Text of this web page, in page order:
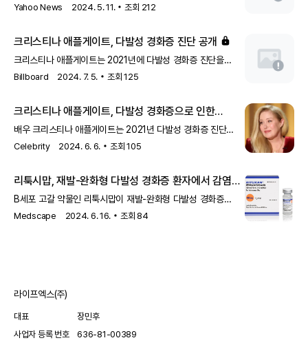
설문에 참여한 다발성 경화증 환자 중 65%가 재발을 경험했는데요. 그
21%가 2주 이내, 2주~1개월 동안 지속된다고 답했어요.
셀마 블레어가 자신의 "사랑하는" 말, 미스터 니블스와 함께
Yahoo News 2024. 5. 11. 조회 212
크리스티나 애플게이트, 다발성 경화증 진단 공개
크리스티나 애플게이트는 2021년에 다발성 경화증 진단을
받았다고 밝혔습니다. 그녀는 그 이후로 자신의 MS 투병 과정을
Billboard 2024. 7. 5. 조회125
크리스티나 애플게이트, 다발성 경화증으로 인한
정신적 고통 고백
배우 크리스티나 애플게이트는 2021년 다발성 경화증 진단
이후 '심각한 우울증'을 겪고 있다고 밝혔습니다. 이 에피소드는
Celebrity 2024. 6. 6. 조회105
리툭시맙, 재발-완화형 다발성 경화증 환자에서 감염
위험 두 배 증가
B세포 고갈 약물인 리툭시맙이 재발-완화형 다발성 경화증
환자에서 감염 위험을 두 배로 증가시키는 것으로 나타났습니다.
Medscape 2024. 6. 16. 조회84
라이프엑스(주)
대표
장민후
사업자 등록 번호
636-81-00389